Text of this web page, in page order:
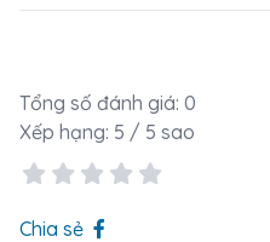
Tổng số đánh giá: 0
Xếp hạng: 5 / 5 sao
Chia sẻ